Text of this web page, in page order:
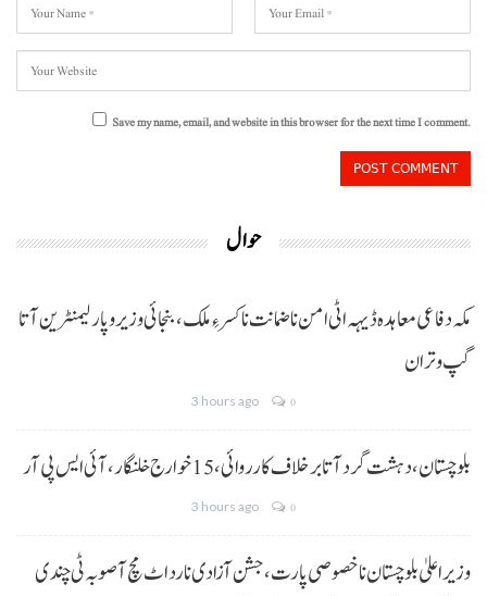
Save my name, email, and website in this browser for the next time I comment.
حوال
مکہ دفاعی معاہدہ ڈیہہ اٹی امن نا ضمانت نا کسر ءِ ملک،بنجائی وزیر و پارلیمنٹرین آتا
گپ و تران
3 hours ago 0
بلوچستان، دہشت گرد آتا برخلاف کارروائی، 15خوارج خلنگار،آئی ایس پی آر
3 hours ago 0
وزیر اعلیٰ بلوچستان نا خصوصی پارت،جشن آزادی نا رد اٹ مچ آ صوبہ ٹی چندی